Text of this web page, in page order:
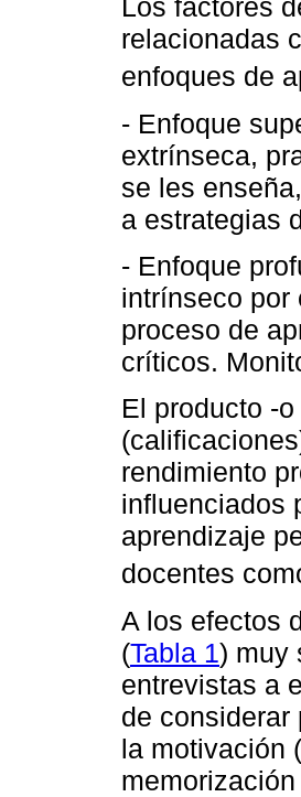
Los factores
relacionadas
enfoques de
- Enfoque
extrínseca,
se les
a estrategias
- Enfoque
intrínseco por
proceso de
críticos.
El producto -
rendimiento
influenciados
aprendizaje
docentes
A los efectos
(Tabla 1) muy
entrevistas a
de considerar
la motivación